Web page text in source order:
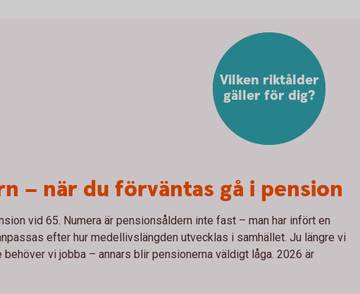
Vilken riktålder
gäller för dig?
– när du förväntas gå i pension
vid 65. Numera är pensionsåldern inte fast – man har infört en
efter hur medellivslängden utvecklas i samhället. Ju längre vi
behöver vi jobba – annars blir pensionerna väldigt låga. 2026 är